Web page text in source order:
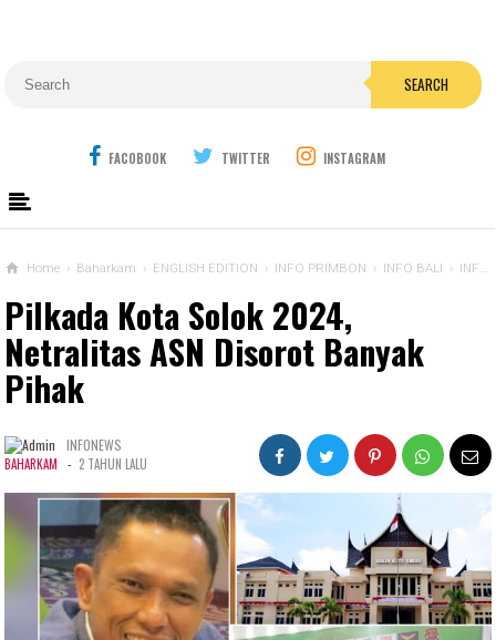
SEARCH
FACOBOOK TWITTER INSTAGRAM
Home › Baharkam › ENGLISH EDITION › INFO PRIMBON › INFO BALI › INFO BEKASI
Pilkada Kota Solok 2024,
Netralitas ASN Disorot Banyak
Pihak
INFONEWS
BAHARKAM - 2 TAHUN LALU